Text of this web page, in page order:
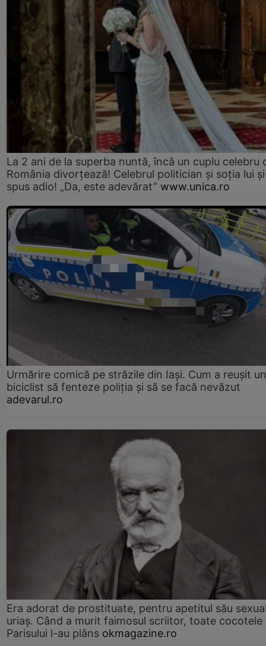
La 2 ani de la superba nuntă, încă un cuplu celebru
România divorțează! Celebrul politician și soția lui
spus adio! „Da, este adevărat” www.unica.ro
Urmărire comică pe străzile din Iași. Cum a reușit un
biciclist să fenteze poliția și să se facă nevăzut
adevarul.ro
Era adorat de prostituate, pentru apetitul său
uriaș. Când a murit faimosul scriitor, toate cocotele
Parisului l-au plâns okmagazine.ro